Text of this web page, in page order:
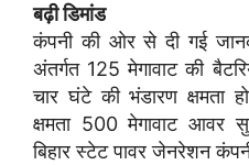
बढ़ी डिमांड
कंपनी की ओर से दी गई
अंतर्गत 125 मेगावाट की
चार घंटे की भंडारण क्षमता
क्षमता 500 मेगावाट आवर
बिहार स्टेट पावर जेनरेशन